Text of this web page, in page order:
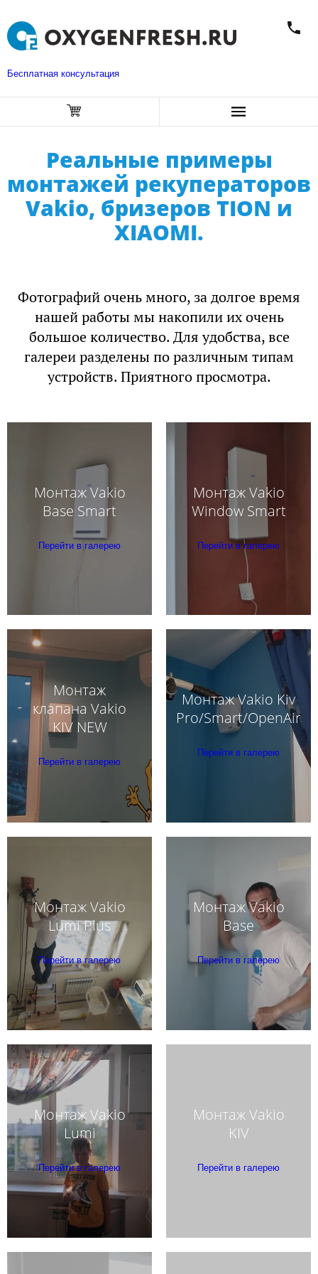
Бесплатная консультация
Реальные примеры
монтажей рекуператоров
Vakio, бризеров TION и
XIAOMI.
Фотографий очень много, за долгое время
нашей работы мы накопили их очень
большое количество. Для удобства, все
галереи разделены по различным типам
устройств. Приятного просмотра.
Монтаж Vakio
Base Smart
Перейти в галерею
Монтаж Vakio
Window Smart
Перейти в галерею
Монтаж
клапана Vakio
KIV NEW
Перейти в галерею
Монтаж Vakio Kiv
Pro/Smart/OpenAir
Перейти в галерею
Монтаж Vakio
Lumi Plus
Перейти в галерею
Монтаж Vakio
Base
Перейти в галерею
Монтаж Vakio
Lumi
Перейти в галерею
Монтаж Vakio
KIV
Перейти в галерею